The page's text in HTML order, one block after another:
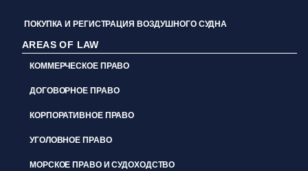
ПОКУПКА И РЕГИСТРАЦИЯ ВОЗДУШНОГО СУДНА
AREAS OF LAW
КОММЕРЧЕСКОЕ ПРАВО
ДОГОВОРНОЕ ПРАВО
КОРПОРАТИВНОЕ ПРАВО
УГОЛОВНОЕ ПРАВО
МОРСКОЕ ПРАВО И СУДОХОДСТВО